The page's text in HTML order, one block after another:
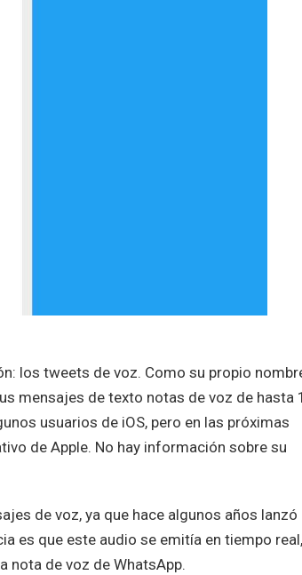
los tweets de voz. Como su propio
mensajes de texto notas de voz de hasta
usuarios de iOS, pero en las próximas
de Apple. No hay información sobre su
de voz, ya que hace algunos años lanzó
es que este audio se emitía en tiempo real,
nota de voz de WhatsApp.